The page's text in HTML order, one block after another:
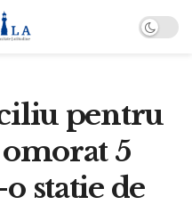
pentru
5
statie de